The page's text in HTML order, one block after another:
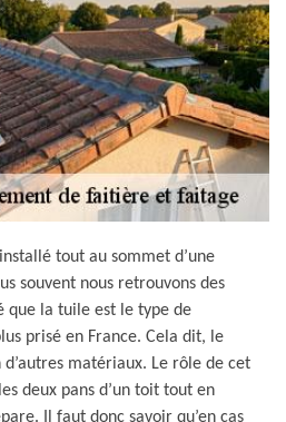
tout au sommet d’une
souvent nous retrouvons des
que la tuile est le type de
prisé en France. Cela dit, le
matériaux. Le rôle de cet
deux pans d’un toit tout en
Il faut donc savoir qu’en cas